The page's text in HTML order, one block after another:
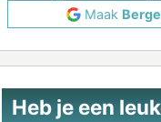
Maak
Heb je een